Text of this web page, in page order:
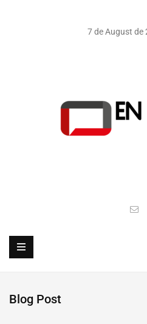
7 de August de
Blog Post